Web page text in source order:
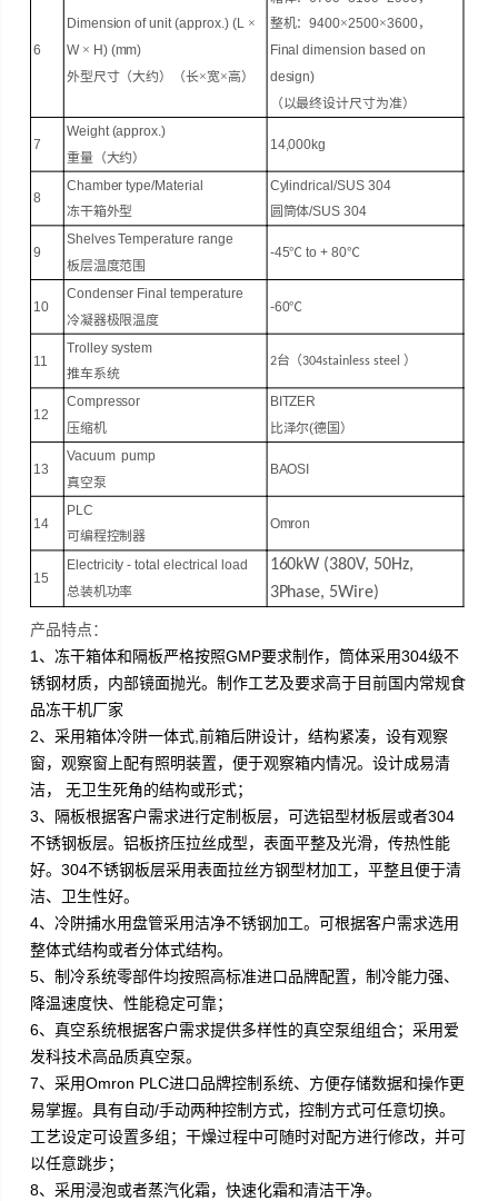
6
Dimension of unit (approx.) (L ×
W × H) (mm)
外型尺寸（大约）（长×宽×高）
整机：9400×2500×3600，
Final dimension based on
design)
（以最终设计尺寸为准）
7
Weight (approx.)
重量（大约）
14,000kg
8
Chamber type/Material
冻干箱外型
Cylindrical/SUS 304
圆筒体/SUS 304
9
Shelves Temperature range
板层温度范围
-45℃ to + 80℃
10
Condenser Final temperature
冷凝器极限温度
-60℃
11
Trolley system
推车系统
2台 （304stainless steel ）
12
Compressor
压缩机
BITZER
比泽尔(德国）
13
Vacuum pump
真空泵
BAOSI
14
PLC
可编程控制器
Omron
15
Electricity - total electrical load
总装机功率
160kW (380V, 50Hz,
3Phase, 5Wire)
产品特点：
1、冻干箱体和隔板严格按照GMP要求制作，筒体采用304级不
锈钢材质，内部镜面抛光。制作工艺及要求高于目前国内常规食
品冻干机厂家
2、采用箱体冷阱一体式,前箱后阱设计，结构紧凑，设有观察
窗，观察窗上配有照明装置，便于观察箱内情况。设计成易清
洁， 无卫生死角的结构或形式；
3、隔板根据客户需求进行定制板层，可选铝型材板层或者304
不锈钢板层。铝板挤压拉丝成型，表面平整及光滑，传热性能
好。304不锈钢板层采用表面拉丝方钢型材加工，平整且便于清
洁、卫生性好。
4、冷阱捕水用盘管采用洁净不锈钢加工。可根据客户需求选用
整体式结构或者分体式结构。
5、制冷系统零部件均按照高标准进口品牌配置，制冷能力强、
降温速度快、性能稳定可靠；
6、真空系统根据客户需求提供多样性的真空泵组组合；采用爱
发科技术高品质真空泵。
7、采用Omron PLC进口品牌控制系统、方便存储数据和操作更
易掌握。具有自动/手动两种控制方式，控制方式可任意切换。
工艺设定可设置多组；干燥过程中可随时对配方进行修改，并可
以任意跳步；
8、采用浸泡或者蒸汽化霜，快速化霜和清洁干净。